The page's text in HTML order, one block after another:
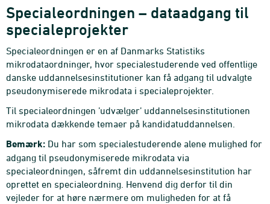
Specialeordningen – dataadgang til
specialeprojekter
Specialeordningen er en af Danmarks Statistiks
mikrodataordninger, hvor specialestuderende ved offentlige
danske uddannelsesinstitutioner kan få adgang til udvalgte
pseudonymiserede mikrodata i specialeprojekter.
Til specialeordningen ’udvælger’ uddannelsesinstitutionen
mikrodata dækkende temaer på kandidatuddannelsen.
Bemærk: Du har som specialestuderende alene mulighed for
adgang til pseudonymiserede mikrodata via
specialeordningen, såfremt din uddannelsesinstitution har
oprettet en specialeordning. Henvend dig derfor til din
vejleder for at høre nærmere om muligheden for at få